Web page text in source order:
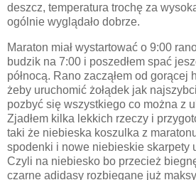
deszcz, temperatura trochę za
ogólnie wyglądało dobrze.
Maraton miał wystartować o 9:00
budzik na 7:00 i poszedłem spać
północą. Rano zacząłem od gorącej
żeby uruchomić żołądek jak
pozbyć się wszystkiego co można z
Zjadłem kilka lekkich rzeczy i
taki że niebieska koszulka z
spodenki i nowe niebieskie skarpety
Czyli na niebiesko bo przecież
czarne adidasy rozbiegane już